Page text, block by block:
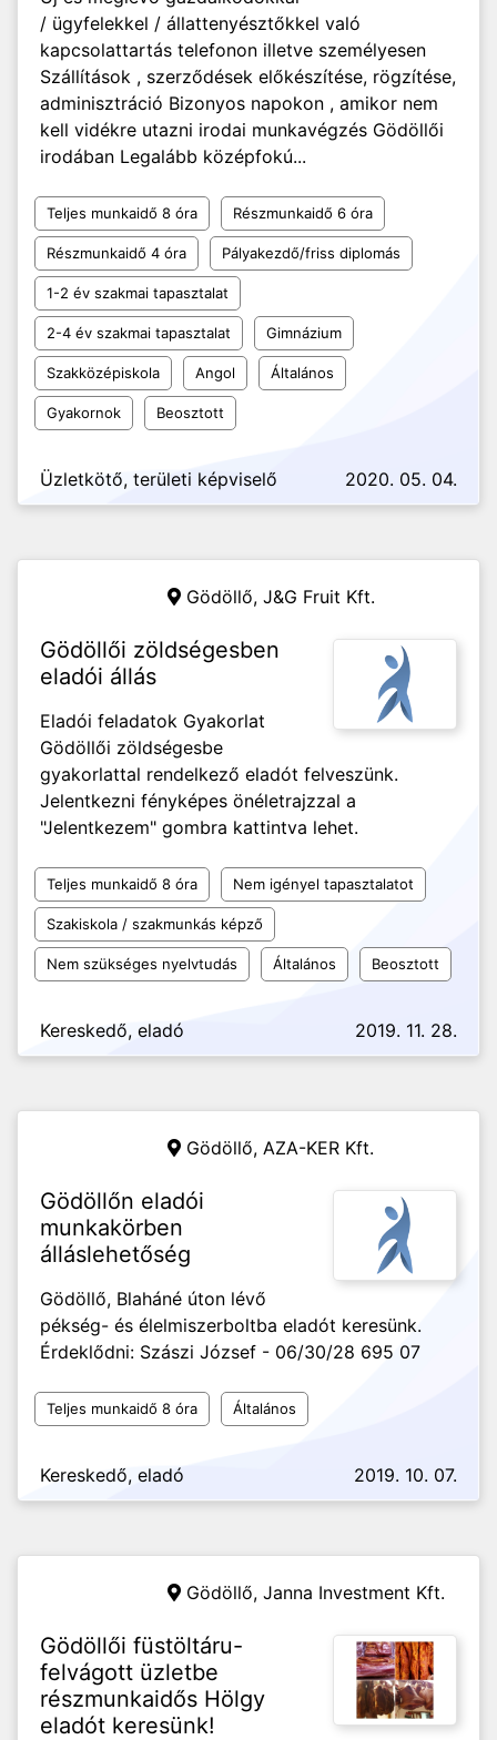
/ ügyfelekkel / állattenyésztőkkel való
kapcsolattartás telefonon illetve személyesen
Szállítások , szerződések előkészítése, rögzítése,
adminisztráció Bizonyos napokon , amikor nem
kell vidékre utazni irodai munkavégzés Gödöllői
irodában Legalább középfokú...
Teljes munkaidő 8 óra Részmunkaidő 6 óra
Részmunkaidő 4 óra Pályakezdő/friss diplomás
1-2 év szakmai tapasztalat
2-4 év szakmai tapasztalat Gimnázium
Szakközépiskola Angol Általános
Gyakornok Beosztott
Üzletkötő, területi képviselő 2020. 05. 04.
Gödöllő, J&G Fruit Kft.
Gödöllői zöldségesben
eladói állás
Eladói feladatok Gyakorlat
Gödöllői zöldségesbe
gyakorlattal rendelkező eladót felveszünk.
Jelentkezni fényképes önéletrajzzal a
"Jelentkezem" gombra kattintva lehet.
Teljes munkaidő 8 óra Nem igényel tapasztalatot
Szakiskola / szakmunkás képző
Nem szükséges nyelvtudás Általános Beosztott
Kereskedő, eladó 2019. 11. 28.
Gödöllő, AZA-KER Kft.
Gödöllőn eladói
munkakörben
álláslehetőség
Gödöllő, Blaháné úton lévő
pékség- és élelmiszerboltba eladót keresünk.
Érdeklődni: Szászi József - 06/30/28 695 07
Teljes munkaidő 8 óra Általános
Kereskedő, eladó 2019. 10. 07.
Gödöllő, Janna Investment Kft.
Gödöllői füstöltáru-
felvágott üzletbe
részmunkaidős Hölgy
eladót keresünk!